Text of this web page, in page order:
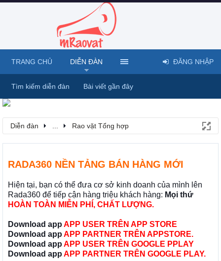
Diễn đàn Rao vặt Tổng hợp
RADA360 NỀN TẢNG BÁN HÀNG MỚI
Hiện tại, bạn có thể đưa cơ sở kinh doanh của mình lên
Rada360 để tiếp cận hàng triệu khách hàng: Mọi thứ
HOÀN TOÀN MIỄN PHÍ, CHẤT LƯỢNG.
Download app APP USER TRÊN APP STORE
Download app APP PARTNER TRÊN APPSTORE.
Download app APP USER TRÊN GOOGLE PPLAY
Download app APP PARTNER TRÊN GOOGLE PLAY.
TRANG CHỦ DIỄN ĐÀN
Tìm kiếm diễn đàn Bài viết gần đây
ĐĂNG NHẬP